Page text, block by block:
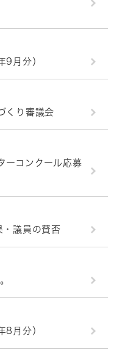
9月分）
くり審議会
ーコンクール応募
議員の賛否
8月分）